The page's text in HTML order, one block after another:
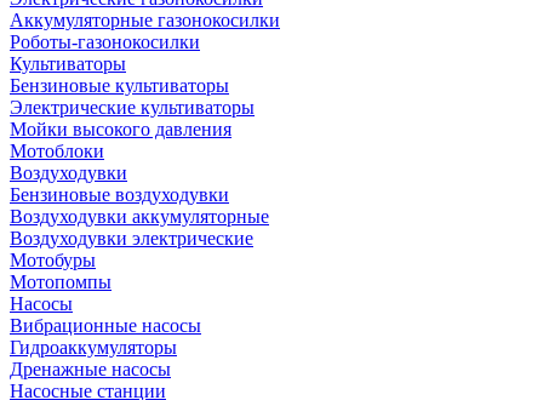
Аккумуляторные газонокосилки
Роботы-газонокосилки
Культиваторы
Бензиновые культиваторы
Электрические культиваторы
Мойки высокого давления
Мотоблоки
Воздуходувки
Бензиновые воздуходувки
Воздуходувки аккумуляторные
Воздуходувки электрические
Мотобуры
Мотопомпы
Насосы
Вибрационные насосы
Гидроаккумуляторы
Дренажные насосы
Насосные станции